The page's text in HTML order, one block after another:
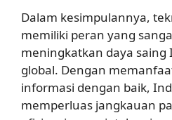
Dalam kesimpulannya,
memiliki peran yang
meningkatkan daya saing
global. Dengan
informasi dengan baik,
memperluas jangkauan